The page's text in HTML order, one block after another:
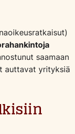
saamaan
auttavat yrityksiä